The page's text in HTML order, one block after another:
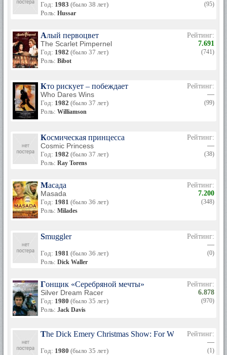
Год: 1983 (было 38 лет)
Роль: Hussar
(95)
Алый первоцвет
The Scarlet Pimpernel
Год: 1982 (было 37 лет)
Роль: Bibot
Рейтинг:
7.691
(741)
Кто рискует – побеждает
Who Dares Wins
Год: 1982 (было 37 лет)
Роль: Williamson
Рейтинг:
—
(99)
Космическая принцесса
Cosmic Princess
Год: 1982 (было 37 лет)
Роль: Ray Torens
Рейтинг:
—
(38)
Масада
Masada
Год: 1981 (было 36 лет)
Роль: Milades
Рейтинг:
7.200
(348)
Smuggler
Год: 1981 (было 36 лет)
Роль: Dick Waller
Рейтинг:
—
(0)
Гонщик «Серебряной мечты»
Silver Dream Racer
Год: 1980 (было 35 лет)
Роль: Jack Davis
Рейтинг:
6.878
(970)
The Dick Emery Christmas Show: For Whom the Jingle
Год: 1980 (было 35 лет)
Рейтинг:
—
(1)